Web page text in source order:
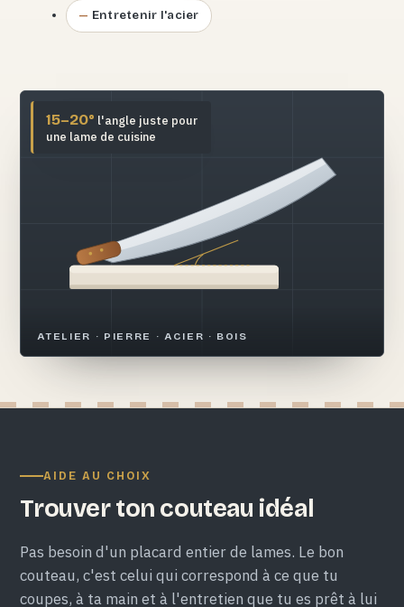
Entretenir l'acier
ATELIER · PIERRE · ACIER · BOIS
15–20° l'angle juste pour
une lame de cuisine
AIDE AU CHOIX
Trouver ton couteau idéal
Pas besoin d'un placard entier de lames. Le bon
couteau, c'est celui qui correspond à ce que tu
coupes, à ta main et à l'entretien que tu es prêt à lui